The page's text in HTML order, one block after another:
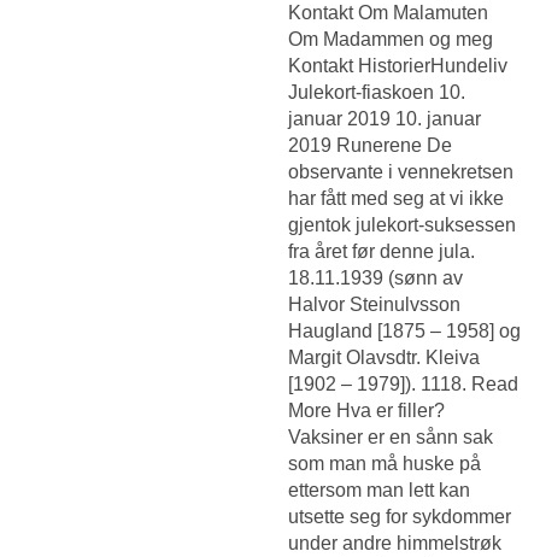
Kontakt Om Malamuten
Om Madammen og meg
Kontakt HistorierHundeliv
Julekort-fiaskoen 10.
januar 2019 10. januar
2019 Runerene De
observante i vennekretsen
har fått med seg at vi ikke
gjentok julekort-suksessen
fra året før denne jula.
18.11.1939 (sønn av
Halvor Steinulvsson
Haugland [1875 – 1958] og
Margit Olavsdtr. Kleiva
[1902 – 1979]). 1118. Read
More Hva er filler?
Vaksiner er en sånn sak
som man må huske på
ettersom man lett kan
utsette seg for sykdommer
under andre himmelstrøk